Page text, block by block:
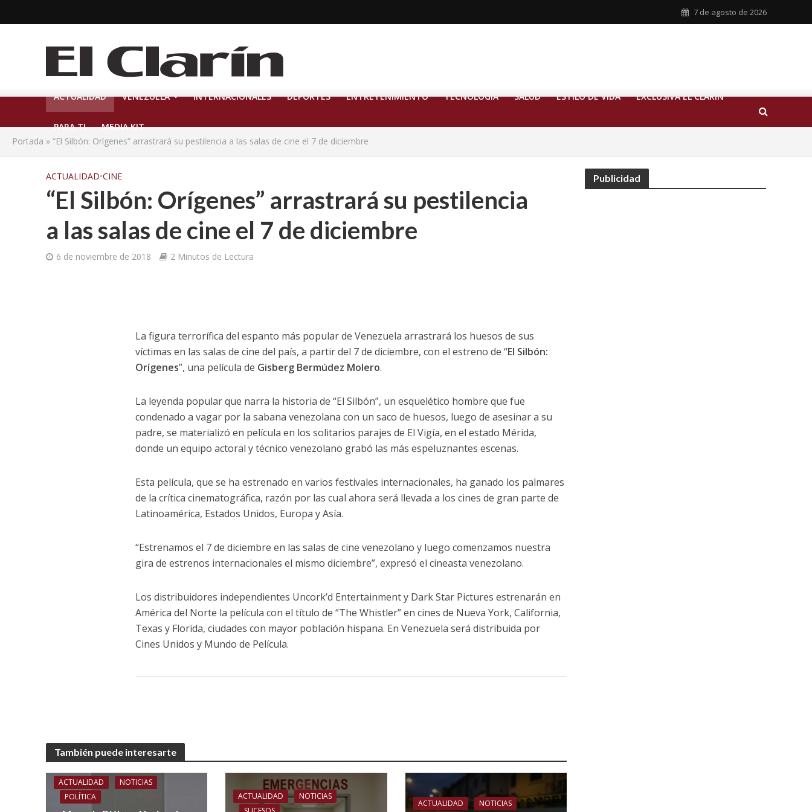
7 de agosto de 2026
ACTUALIDAD VENEZUELA INTERNACIONALES DEPORTES ENTRETENIMIENTO TECNOLOGÍA SALUD ESTILO DE VIDA EXCLUSIVA EL CLARIN
PARA TI
MEDIA KIT
Portada » “El Silbón: Orígenes” arrastrará su pestilencia a las salas de cine el 7 de diciembre
ACTUALIDAD•CINE
“El Silbón: Orígenes” arrastrará su pestilencia
a las salas de cine el 7 de diciembre
6 de noviembre de 2018 2 Minutos de Lectura
La figura terrorífica del espanto más popular de Venezuela arrastrará los huesos de sus
víctimas en las salas de cine del país, a partir del 7 de diciembre, con el estreno de “El Silbón:
Orígenes”, una película de Gisberg Bermúdez Molero.
La leyenda popular que narra la historia de “El Silbón”, un esquelético hombre que fue
condenado a vagar por la sabana venezolana con un saco de huesos, luego de asesinar a su
padre, se materializó en película en los solitarios parajes de El Vigía, en el estado Mérida,
donde un equipo actoral y técnico venezolano grabó las más espeluznantes escenas.
Esta película, que se ha estrenado en varios festivales internacionales, ha ganado los palmares
de la crítica cinematográfica, razón por las cual ahora será llevada a los cines de gran parte de
Latinoamérica, Estados Unidos, Europa y Asía.
“Estrenamos el 7 de diciembre en las salas de cine venezolano y luego comenzamos nuestra
gira de estrenos internacionales el mismo diciembre”, expresó el cineasta venezolano.
Los distribuidores independientes Uncork’d Entertainment y Dark Star Pictures estrenarán en
América del Norte la película con el título de “The Whistler” en cines de Nueva York, California,
Texas y Florida, ciudades con mayor población hispana. En Venezuela será distribuida por
Cines Unidos y Mundo de Película.
También puede interesarte
ACTUALIDAD
NOTICIAS
POLÍTICA
ACTUALIDAD
NOTICIAS
ACTUALIDAD NOTICIAS
Publicidad